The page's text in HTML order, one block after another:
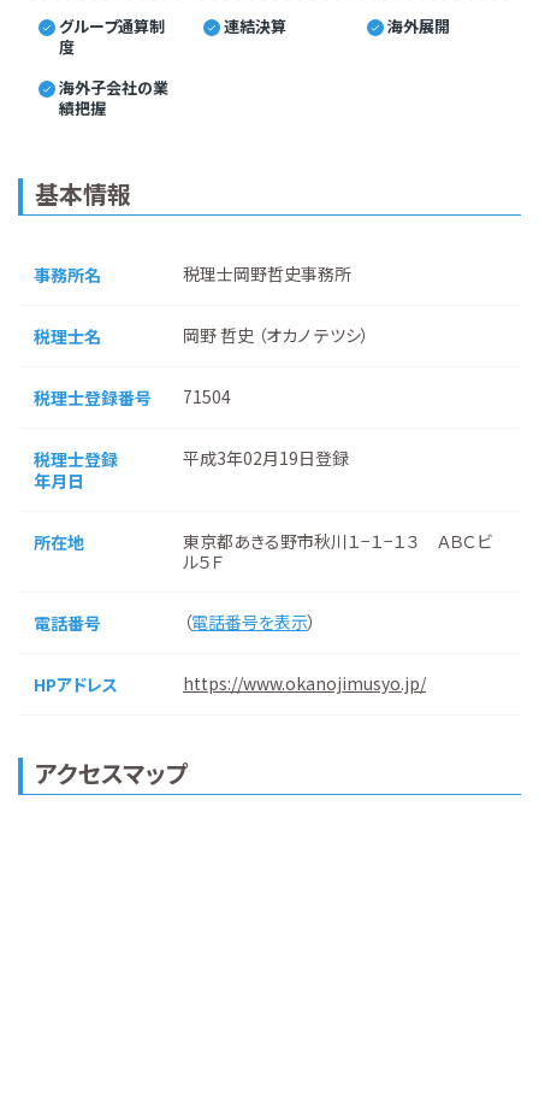
グループ通算制
度
連結決算 海外展開
海外子会社の業
績把握
基本情報
事務所名 税理士岡野哲史事務所
税理士名 岡野 哲史 （オカノ テツシ）
税理士登録番号 71504
税理士登録
年月日
平成3年02月19日登録
所在地
東京都あきる野市秋川１−１−１３ ＡＢＣビ
ル５Ｆ
電話番号 （電話番号を表示）
HPアドレス https://www.okanojimusyo.jp/
アクセスマップ